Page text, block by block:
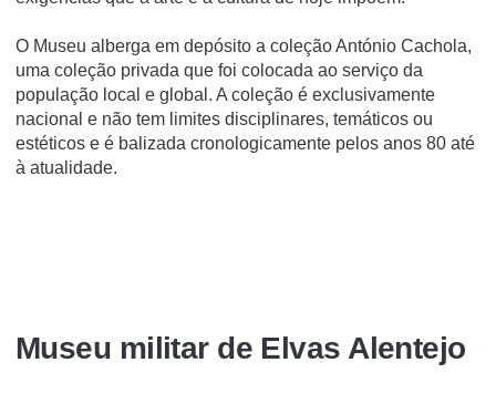
O Museu alberga em depósito a coleção António Cachola,
uma coleção privada que foi colocada ao serviço da
população local e global. A coleção é exclusivamente
nacional e não tem limites disciplinares, temáticos ou
estéticos e é balizada cronologicamente pelos anos 80 até
à atualidade.
Museu militar de Elvas Alentejo